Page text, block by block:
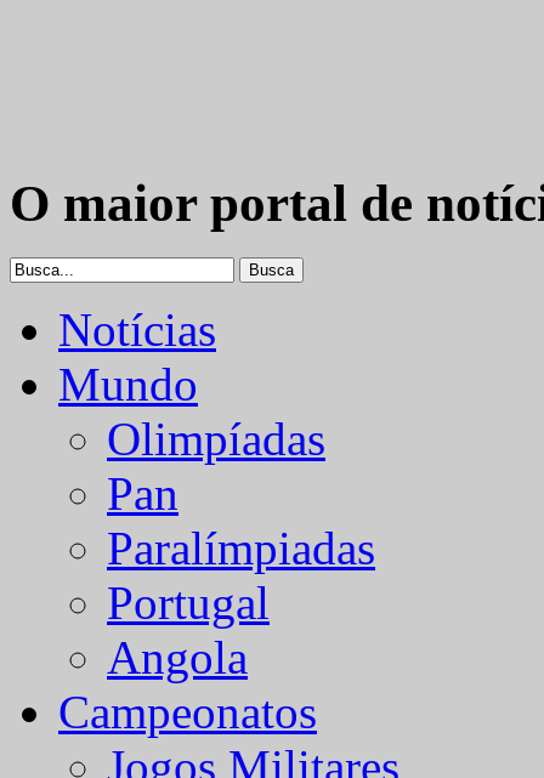
O maior portal de
Notícias
Mundo
Olimpíadas
Pan
Paralímpiadas
Portugal
Angola
Campeonatos
Jogos Militares